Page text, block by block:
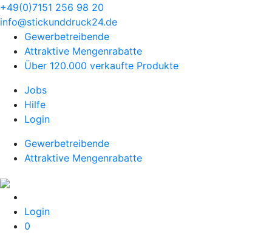
+49(0)7151 256 98 20‬
info@stickunddruck24.de
Gewerbetreibende
Attraktive Mengenrabatte
Über 120.000 verkaufte Produkte
Jobs
Hilfe
Login
Gewerbetreibende
Attraktive Mengenrabatte
Login
0